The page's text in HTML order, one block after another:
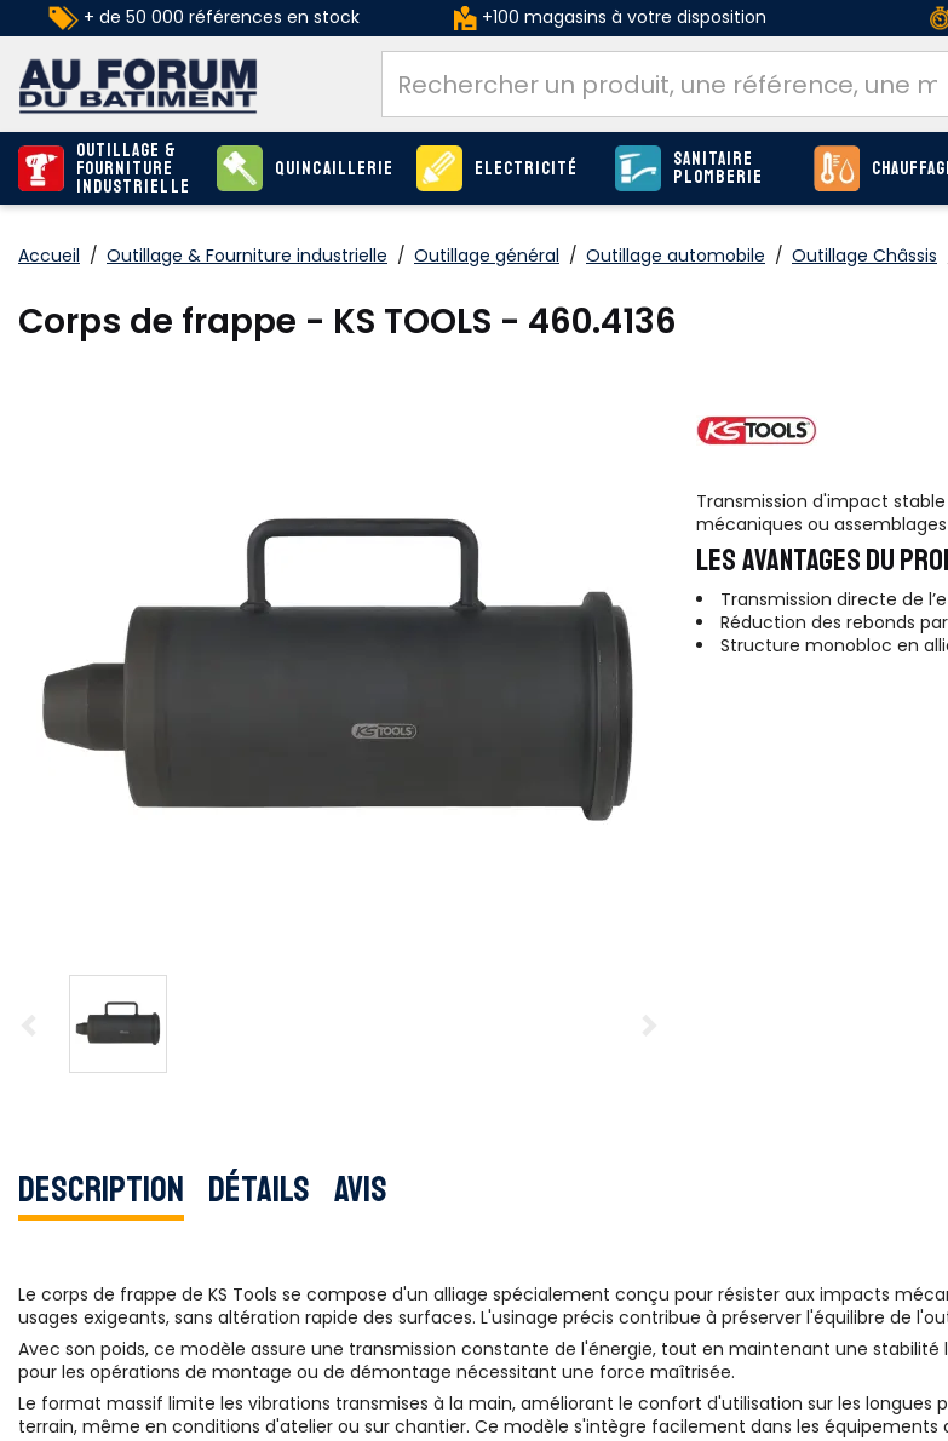
+ de 50 000 références en stock +100 magasins à votre disposition
Outillage &
Fourniture
industrielle
Quincaillerie Electricité Sanitaire
Plomberie
Accueil / Outillage & Fourniture industrielle / Outillage général / Outillage automobile / Outillage Châssis
Corps de frappe - KS TOOLS - 460.4136
Transmission d'impact
mécaniques ou
LES AVANTAGES DU
Transmission directe de
Réduction des rebonds
Structure monobloc en
Description Détails Avis
Le corps de frappe de KS Tools se compose d'un alliage spécialement conçu pour résister aux impacts
usages exigeants, sans altération rapide des surfaces. L'usinage précis contribue à préserver l'équilibre de
Avec son poids, ce modèle assure une transmission constante de l'énergie, tout en maintenant une
pour les opérations de montage ou de démontage nécessitant une force maîtrisée.
Le format massif limite les vibrations transmises à la main, améliorant le confort d'utilisation sur les
terrain, même en conditions d'atelier ou sur chantier. Ce modèle s'intègre facilement dans les équipements